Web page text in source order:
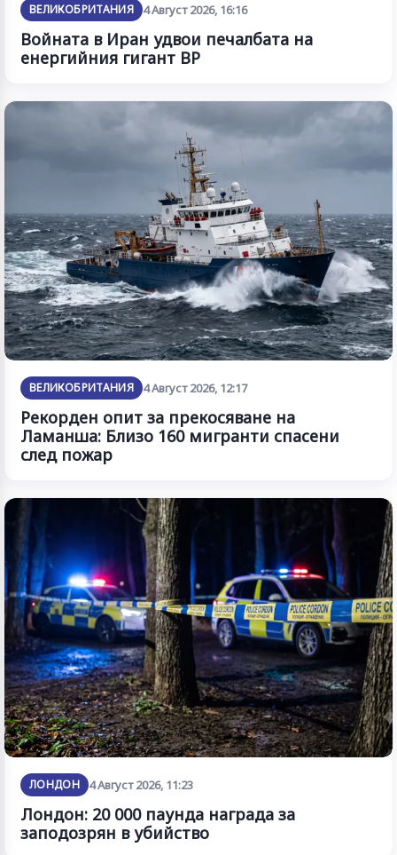
ВЕЛИКОБРИТАНИЯ 4 Август 2026, 16:16
Войната в Иран удвои печалбата на
енергийния гигант BP
ВЕЛИКОБРИТАНИЯ 4 Август 2026, 12:17
Рекорден опит за прекосяване на
Ламанша: Близо 160 мигранти спасени
след пожар
ЛОНДОН 4 Август 2026, 11:23
Лондон: 20 000 паунда награда за
заподозрян в убийство